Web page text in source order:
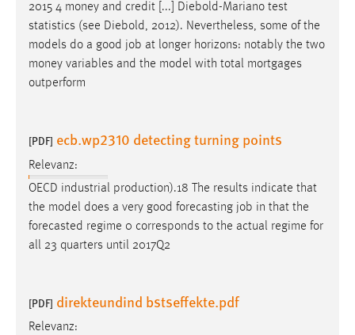
2015 4 money and credit [...] Diebold-Mariano test
statistics (see Diebold, 2012). Nevertheless, some of the
models do a good job at longer horizons: notably the two
money variables and the model with total mortgages
outperform
[PDF] ecb.wp2310 detecting turning points
Relevanz:
OECD industrial production).18 The results indicate that
the model does a very good forecasting job in that the
forecasted regime 0 corresponds to the actual regime for
all 23 quarters until 2017Q2
[PDF] direkteundind bstseffekte.pdf
Relevanz:
Name:
Zweck:
Zugriffsstatistik
MARKETING
Marketing Cookies werden von Drittanbietern
verwendet, um personalisierte Werbung anzuzeigen.
Google Ads